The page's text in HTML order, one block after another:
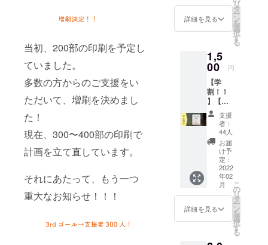
当初、200部の印刷を予定し
ていました。
多数の方からのご支援をい
ただいて、増刷を決めまし
た！
現在、300〜400部の印刷で
計画を立て直しています。
それにあたって、もう一つ
重大なお知らせ！！！
含め
た、
Long
バー
の原稿
を公開
しま
す！ 少
額でも
支援し
たい！
そんな
人にオ
ススメ
です。
※冊子の
お届け
はあり
ません
※文章を
閲覧で
詳細を見る
リ
タ
ー
ン
を
選
択
す
る
1,5
00 円
【学
割！！
】【完
成した
本を一
冊お届
け】 現
在製作
中の本
が完成
したの
ち、一
冊お届
けしま
す。 ※
備考欄
支援
者：
44人
お届
け予
定：
2022
年02
月
詳細を見る
こ
の
リ
タ
ー
ン
を
選
択
す
る